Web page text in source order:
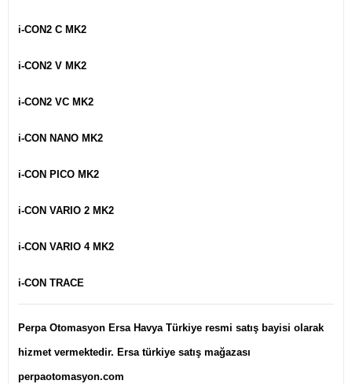
i-CON2 C MK2
i-CON2 V MK2
i-CON2 VC MK2
i-CON NANO MK2
i-CON PICO MK2
i-CON VARIO 2 MK2
i-CON VARIO 4 MK2
i-CON TRACE
Perpa Otomasyon Ersa Havya Türkiye resmi satış bayisi olarak
hizmet vermektedir. Ersa türkiye satış mağazası
perpaotomasyon.com